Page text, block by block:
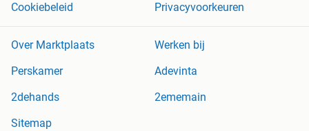
Cookiebeleid
Privacyvoorkeuren
Over Marktplaats
Werken bij
Perskamer
Adevinta
2dehands
2ememain
Sitemap